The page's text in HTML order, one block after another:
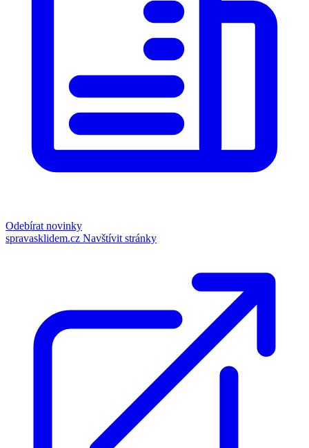
Odebírat novinky
spravasklidem.cz Navštívit stránky